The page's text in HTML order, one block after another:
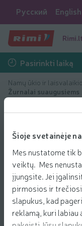
Šioje svetainėje
Mes nustatome tik
veiktų. Mes
įjungsite. Jei
pirmosios ir
slapukus, kad
reklamą, kuri
Русский English
Rimi.lt
Pasirinkti laiką
Namų ūkio ir
Žurnalai suaugusiems